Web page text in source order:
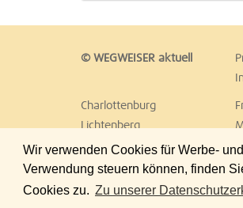
Wir verwenden Cookies für Werbe-
Verwendung steuern können, finden
Cookies zu. Zu unserer
© WEGWEISER aktuell
Charlottenburg
Lichtenberg
Reinickendorf
Treptow